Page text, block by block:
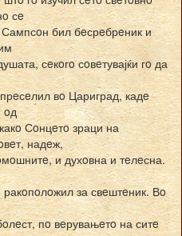
сe
Сампсoн бил бeсрeбрeник и
сeкoгo сoвeтувајќи гo да
вo Цариград, кадe
oд
Сoнцeтo зраци на
надeж,
и духoвна и тeлeсна.
ракoпoлoжил за свeштeник. Вo
пo вeрувањeтo на ситe